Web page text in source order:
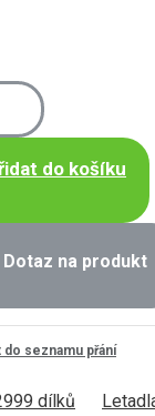
do košíku
Dotaz na produkt
do seznamu přání
dílků